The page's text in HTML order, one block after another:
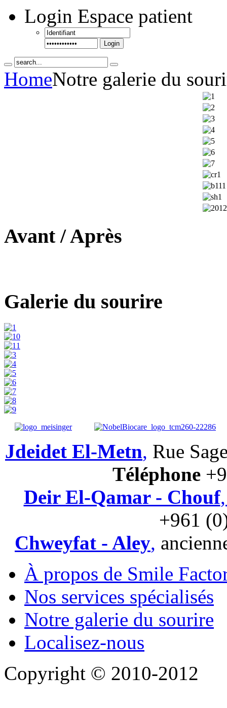
Login Espace patient
Login
HomeNotre galerie du
Avant / Après
Galerie du sourire
Jdeidet El-Metn, Rue
Téléphone
Deir El-Qamar - Chouf
+961
Chweyfat - Aley,
À propos de Smile
Nos services spécialisés
Notre galerie du sourire
Localisez-nous
Copyright © 2010-2012